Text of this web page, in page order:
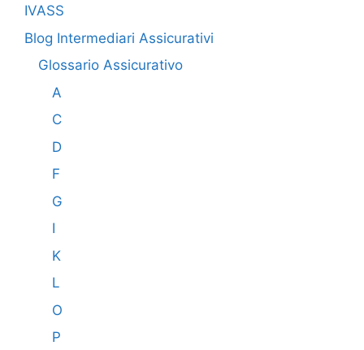
IVASS
Blog Intermediari Assicurativi
Glossario Assicurativo
A
C
D
F
G
I
K
L
O
P